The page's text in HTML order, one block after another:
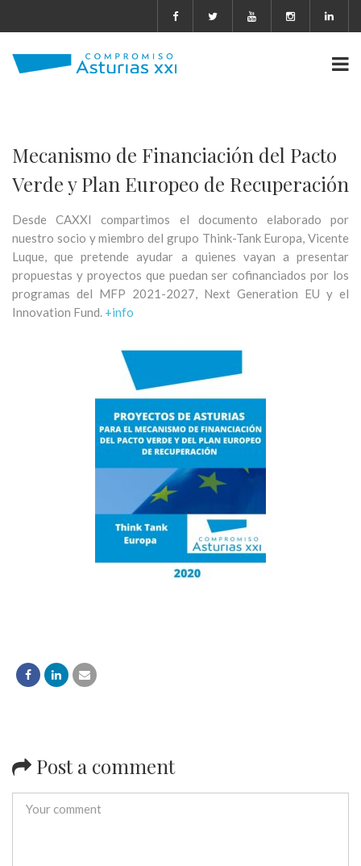
Mecanismo de Financiación del Pacto
Verde y Plan Europeo de Recuperación
Desde CAXXI compartimos el documento elaborado por
nuestro socio y miembro del grupo Think-Tank Europa, Vicente
Luque, que pretende ayudar a quienes vayan a presentar
propuestas y proyectos que puedan ser cofinanciados por los
programas del MFP 2021-2027, Next Generation EU y el
Innovation Fund. +info
Post a comment